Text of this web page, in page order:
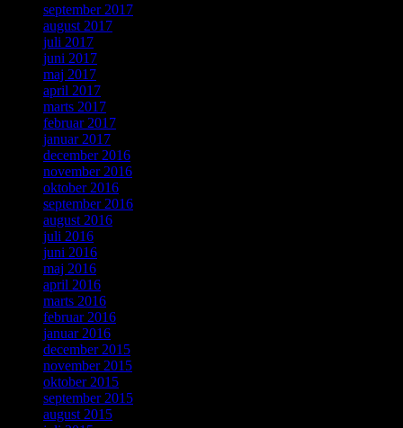
september 2017
august 2017
juli 2017
juni 2017
maj 2017
april 2017
marts 2017
februar 2017
januar 2017
december 2016
november 2016
oktober 2016
september 2016
august 2016
juli 2016
juni 2016
maj 2016
april 2016
marts 2016
februar 2016
januar 2016
december 2015
november 2015
oktober 2015
september 2015
august 2015